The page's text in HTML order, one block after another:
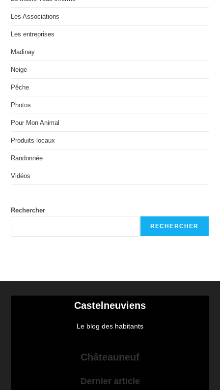
Les Associations
Les entreprises
Madinay
Neige
Pêche
Photos
Pour Mon Animal
Produits locaux
Randonnée
Vidéos
Rechercher
RECHERCHER
Castelneuviens
Le blog des habitants
Châteauneuf
Dernier article